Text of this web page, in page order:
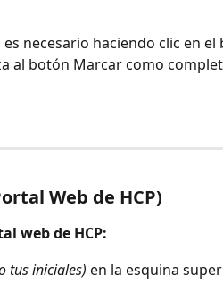
es necesario haciendo clic en el
al botón Marcar como
Web de HCP)
web de HCP:
tus iniciales) en la esquina